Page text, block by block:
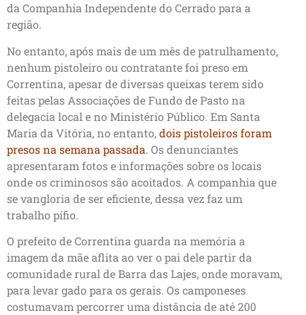
da Companhia Independente do Cerrado para a
região.
No entanto, após mais de um mês de patrulhamento,
nenhum pistoleiro ou contratante foi preso em
Correntina, apesar de diversas queixas terem sido
feitas pelas Associações de Fundo de Pasto na
delegacia local e no Ministério Público. Em Santa
Maria da Vitória, no entanto,dois pistoleiros foram
presos na semana passada. Os denunciantes
apresentaram fotos e informações sobre os locais
onde os criminosos são acoitados. A companhia que
se vangloria de ser eficiente, dessa vez faz um
trabalho pífio.
O prefeito de Correntina guarda na memória a
imagem da mãe aflita ao ver o pai dele partir da
comunidade rural de Barra das Lajes, onde moravam,
para levar gado para os gerais. Os camponeses
costumavam percorrer uma distância de até 200